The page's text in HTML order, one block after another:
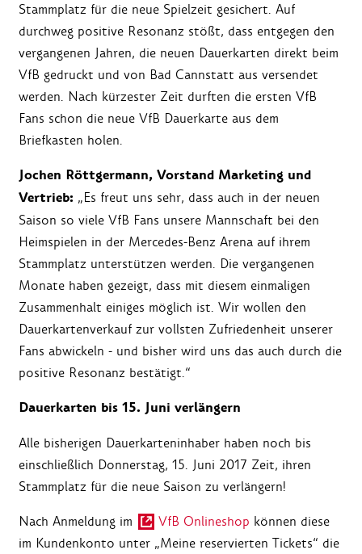
Stammplatz für die neue Spielzeit gesichert. Auf
durchweg positive Resonanz stößt, dass entgegen den
vergangenen Jahren, die neuen Dauerkarten direkt beim
VfB gedruckt und von Bad Cannstatt aus versendet
werden. Nach kürzester Zeit durften die ersten VfB
Fans schon die neue VfB Dauerkarte aus dem
Briefkasten holen.
Jochen Röttgermann, Vorstand Marketing und
Vertrieb: „Es freut uns sehr, dass auch in der neuen
Saison so viele VfB Fans unsere Mannschaft bei den
Heimspielen in der Mercedes-Benz Arena auf ihrem
Stammplatz unterstützen werden. Die vergangenen
Monate haben gezeigt, dass mit diesem einmaligen
Zusammenhalt einiges möglich ist. Wir wollen den
Dauerkartenverkauf zur vollsten Zufriedenheit unserer
Fans abwickeln - und bisher wird uns das auch durch die
positive Resonanz bestätigt.“
Dauerkarten bis 15. Juni verlängern
Alle bisherigen Dauerkarteninhaber haben noch bis
einschließlich Donnerstag, 15. Juni 2017 Zeit, ihren
Stammplatz für die neue Saison zu verlängern!
Nach Anmeldung im VfB Onlineshop können diese
im Kundenkonto unter „Meine reservierten Tickets“ die